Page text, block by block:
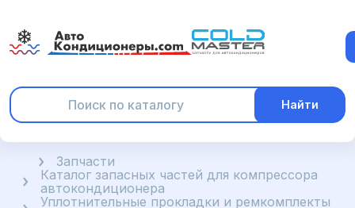
Найти
ГлавнаяЗапчасти
Каталог запасных частей для компрессора
автокондиционера
Уплотнительные прокладки и ремкомплекты